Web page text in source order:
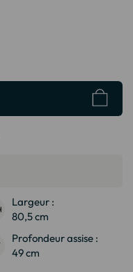
Largeur :
80,5 cm
Profondeur assise :
49 cm